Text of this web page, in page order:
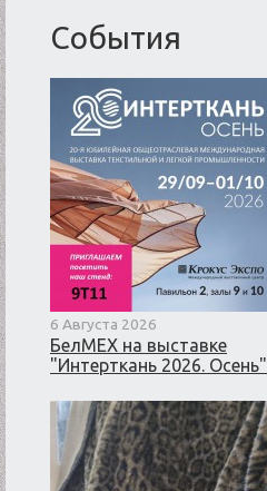
События
6 Августа 2026
БелМЕХ на выставке
"Интерткань 2026. Осень"